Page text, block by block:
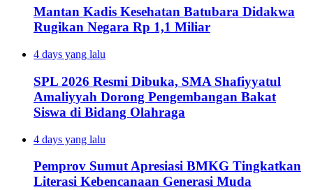
Mantan Kadis Kesehatan Batubara Didakwa
Rugikan Negara Rp 1,1 Miliar
4 days yang lalu
SPL 2026 Resmi Dibuka, SMA Shafiyyatul
Amaliyyah Dorong Pengembangan Bakat
Siswa di Bidang Olahraga
4 days yang lalu
Pemprov Sumut Apresiasi BMKG Tingkatkan
Literasi Kebencanaan Generasi Muda